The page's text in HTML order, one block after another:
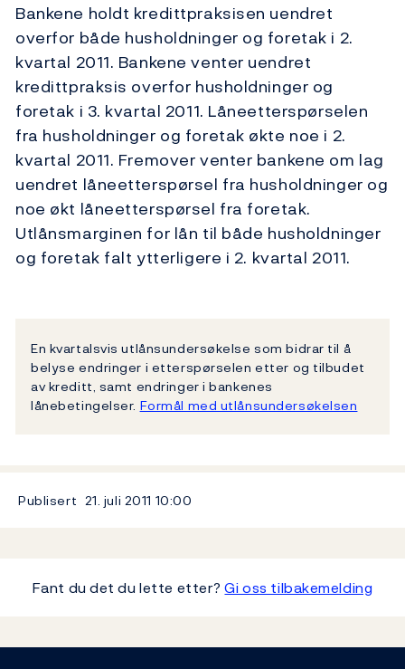
Bankene holdt kredittpraksisen uendret
overfor både husholdninger og foretak i 2.
kvartal 2011. Bankene venter uendret
kredittpraksis overfor husholdninger og
foretak i 3. kvartal 2011. Låneetterspørselen
fra husholdninger og foretak økte noe i 2.
kvartal 2011. Fremover venter bankene om lag
uendret låneetterspørsel fra husholdninger og
noe økt låneetterspørsel fra foretak.
Utlånsmarginen for lån til både husholdninger
og foretak falt ytterligere i 2. kvartal 2011.
En kvartalsvis utlånsundersøkelse som bidrar til å
belyse endringer i etterspørselen etter og tilbudet
av kreditt, samt endringer i bankenes
lånebetingelser. Formål med utlånsundersøkelsen
Publisert 21. juli 2011 10:00
Fant du det du lette etter?Gi oss tilbakemelding